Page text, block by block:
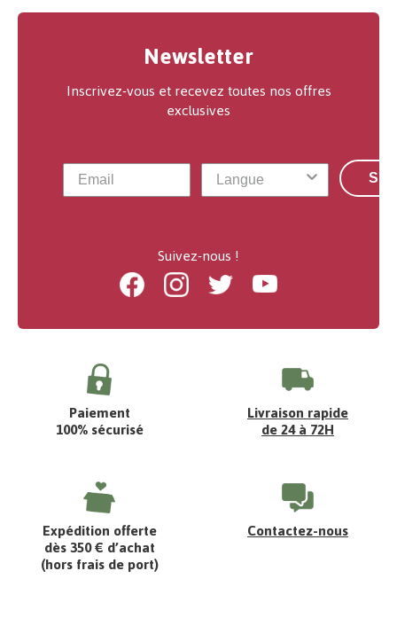
Newsletter
Inscrivez-vous et recevez toutes nos offres
exclusives
Suivez-nous !
FacebookInstagramTwitter Youtube
Paiement
100% sécurisé
Livraison rapide
de 24 à 72H
Expédition offerte
dès 350 € d’achat
(hors frais de port)
Contactez-nous